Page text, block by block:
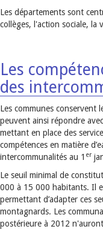
Les départements sont
collèges, l'action sociale, la
Les
des
Les communes conservent
peuvent ainsi répondre
mettant en place des
compétences en matière
intercommunalités au 1 er
Le seuil minimal de
000 à 15 000 habitants. Il
permettant d’adapter ces
montagnards. Les
postérieure à 2012